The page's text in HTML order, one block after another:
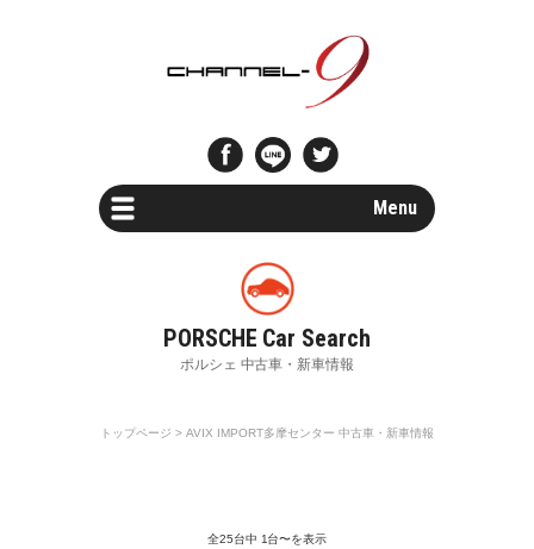
Menu
Special Shops
トップページ > AVIX IMPORT多摩センター 中古車・新車情報
全25台中 1台〜を表示